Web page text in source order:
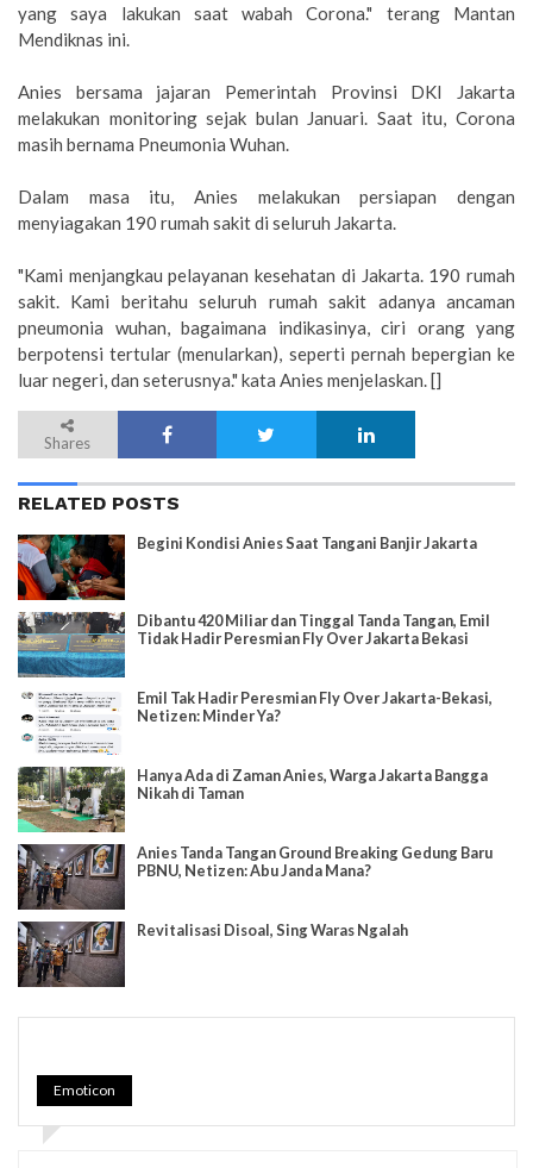
yang saya lakukan saat wabah Corona." terang Mantan
Mendiknas ini.
Anies bersama jajaran Pemerintah Provinsi DKI Jakarta
melakukan monitoring sejak bulan Januari. Saat itu, Corona
masih bernama Pneumonia Wuhan.
Dalam masa itu, Anies melakukan persiapan dengan
menyiagakan 190 rumah sakit di seluruh Jakarta.
"Kami menjangkau pelayanan kesehatan di Jakarta. 190 rumah
sakit. Kami beritahu seluruh rumah sakit adanya ancaman
pneumonia wuhan, bagaimana indikasinya, ciri orang yang
berpotensi tertular (menularkan), seperti pernah bepergian ke
luar negeri, dan seterusnya." kata Anies menjelaskan. []
Shares
RELATED POSTS
Begini Kondisi Anies Saat Tangani Banjir Jakarta
Dibantu 420 Miliar dan Tinggal Tanda Tangan, Emil
Tidak Hadir Peresmian Fly Over Jakarta Bekasi
Emil Tak Hadir Peresmian Fly Over Jakarta-Bekasi,
Netizen: Minder Ya?
Hanya Ada di Zaman Anies, Warga Jakarta Bangga
Nikah di Taman
Anies Tanda Tangan Ground Breaking Gedung Baru
PBNU, Netizen: Abu Janda Mana?
Revitalisasi Disoal, Sing Waras Ngalah
Emoticon